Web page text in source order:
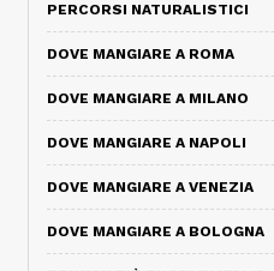
PERCORSI NATURALISTICI
DOVE MANGIARE A ROMA
DOVE MANGIARE A MILANO
DOVE MANGIARE A NAPOLI
DOVE MANGIARE A VENEZIA
DOVE MANGIARE A BOLOGNA